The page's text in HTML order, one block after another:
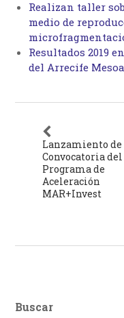
Realizan taller
medio de
Resultados 2019
del Arrecife
Lanzamiento de
Convocatoria del
Programa de
Aceleración
MAR+Invest
Buscar